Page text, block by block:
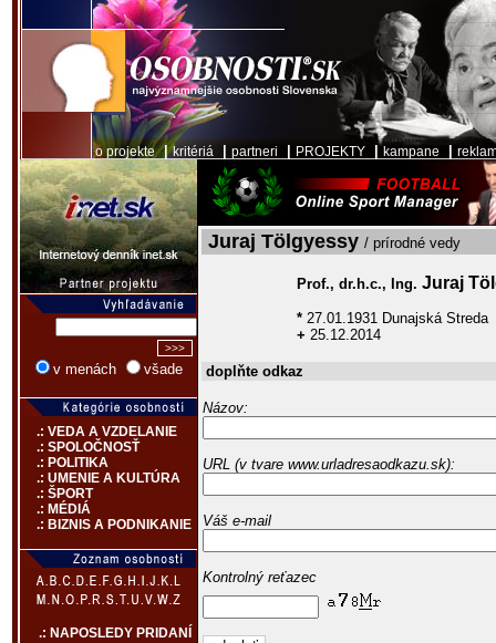
o projekte|kritériá partneri PROJEKTY kampane
v menách všade
.: VEDA A VZDELANIE
.: SPOLOČNOSŤ
.: POLITIKA
.: UMENIE A KULTÚRA
.: ŠPORT
.: MÉDIÁ
.: BIZNIS A PODNIKANIE
.: NAPOSLEDY PRIDANÍ
Juraj Tölgyessy / prírodné vedy
Prof., dr.h.c., Ing. Juraj
* 27.01.1931 Dunajská Streda
+ 25.12.2014
doplňte odkaz
Názov:
URL (v tvare www.urladresaodkazu.sk):
Váš e-mail
Kontrolný reťazec